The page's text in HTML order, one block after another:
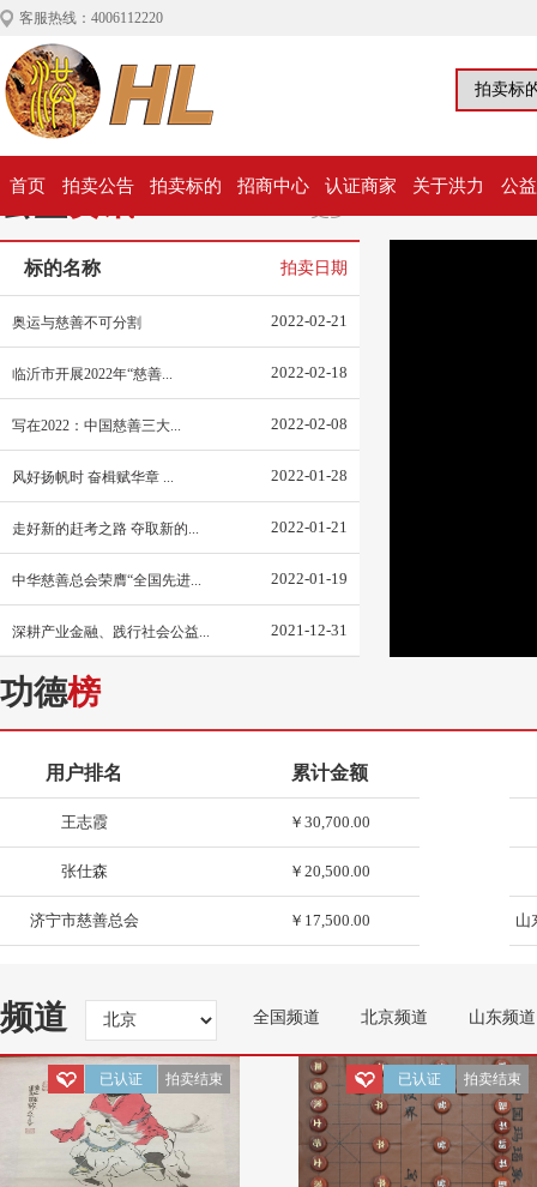
客服热线：4006112220
首页 拍卖公告 拍卖标的 招商中心 认证商家 关于洪力 公
公益资讯
标的名称 拍卖日期
2022-02-21
奥运与慈善不可分割
2022-02-18
临沂市开展2022年“慈善...
2022-02-08
写在2022：中国慈善三大...
2022-01-28
风好扬帆时 奋楫赋华章 ...
2022-01-21
走好新的赶考之路 夺取新的...
2022-01-19
中华慈善总会荣膺“全国先进...
2021-12-31
深耕产业金融、践行社会公益...
功德榜
用户排名 累计金额
洪力网 ￥87,520.00
王志霞 ￥30,700.00
张仕森 ￥20,500.00
济宁市慈善总会 ￥17,500.00
张钧 ￥17,000.00
张子良 ￥12,000.00
单应桂艺术基金会 ￥8,900.00
淄博市慈善总会 ￥8,440.00
莱芜市慈善总会 ￥8,000.00
威
频道 全国频道 北京频道 山东频道
拍卖结束
已认证 拍卖结束
已认证